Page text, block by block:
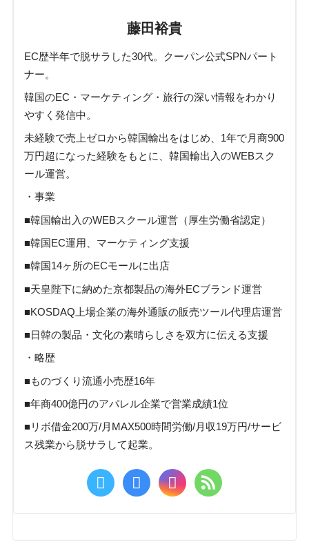
藤田裕貴
EC歴半年で脱サラした30代。クーパン公式SPNパート
ナー。
韓国のEC・マーケティング・旅行の深い情報をわかり
やすく発信中。
未経験で売上ゼロから韓国輸出をはじめ、1年で月商900
万円超になった経験をもとに、韓国輸出入のWEBスク
ール運営。
・事業
■韓国輸出入のWEBスクール運営（厚生労働省認定）
■韓国EC運用、マーケティング支援
■韓国14ヶ所のECモールに出店
■天皇陛下に納めた京都製品の海外ECブランド運営
■KOSDAQ上場企業の海外通販の販売ツール代理店運営
■日韓の製品・文化の素晴らしさを双方に伝える支援
・略歴
■ものづくり流通小売歴16年
■年商400億円のアパレル企業で営業成績1位
■リボ借金200万/月MAX500時間労働/月収19万円/サービ
ス残業から脱サラして起業。